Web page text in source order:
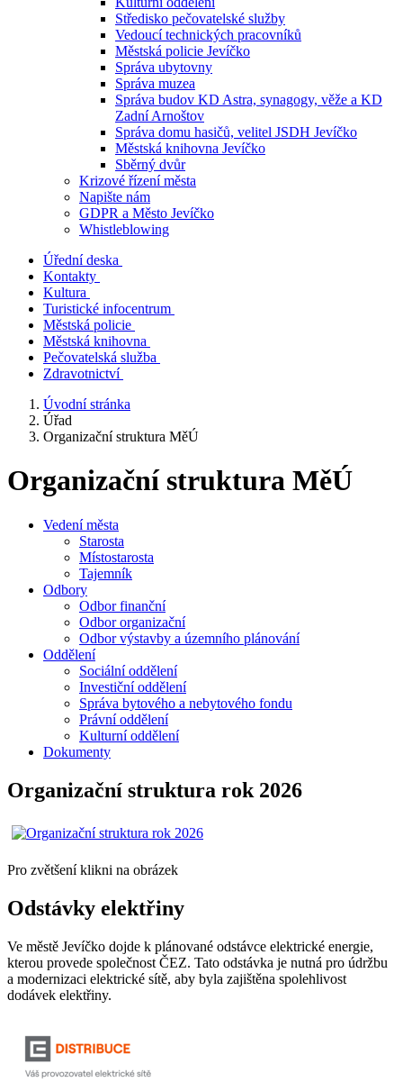
Středisko pečovatelské služby
Vedoucí technických pracovníků
Městská policie Jevíčko
Správa ubytovny
Správa muzea
Správa budov KD Astra, synagogy, věže a KD
Zadní Arnoštov
Správa domu hasičů, velitel JSDH Jevíčko
Městská knihovna Jevíčko
Sběrný dvůr
Krizové řízení města
Napište nám
GDPR a Město Jevíčko
Whistleblowing
Úřední deska
Kontakty
Kultura
Turistické infocentrum
Městská policie
Městská knihovna
Pečovatelská služba
Zdravotnictví
Úvodní stránka
Úřad
Organizační struktura MěÚ
Organizační struktura MěÚ
Vedení města
Starosta
Místostarosta
Tajemník
Odbory
Odbor finanční
Odbor organizační
Odbor výstavby a územního plánování
Oddělení
Sociální oddělení
Investiční oddělení
Správa bytového a nebytového fondu
Právní oddělení
Kulturní oddělení
Dokumenty
Organizační struktura rok 2026
Pro zvětšení klikni na obrázek
Odstávky elektřiny
Ve městě Jevíčko dojde k plánované odstávce elektrické energie,
kterou provede společnost ČEZ. Tato odstávka je nutná pro údržbu
a modernizaci elektrické sítě, aby byla zajištěna spolehlivost
dodávek elektřiny.